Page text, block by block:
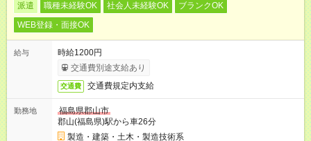
派遣 職種未経験OK 社会人未経験OK
ブランクOK
WEB登録・面接OK
給与
時給1200円
交通費別途支給あり
交通費 交通費規定内支給
勤務地
福島県郡山市
郡山(福島県)駅から車26分
製造・建築・土木・製造技術系